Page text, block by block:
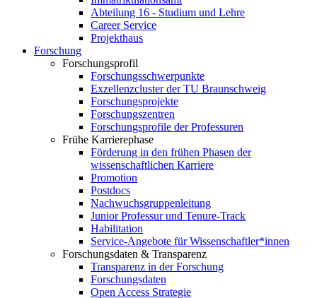
Abteilung 16 - Studium und Lehre
Career Service
Projekthaus
Forschung
Forschungsprofil
Forschungsschwerpunkte
Exzellenzcluster der TU Braunschweig
Forschungsprojekte
Forschungszentren
Forschungsprofile der Professuren
Frühe Karrierephase
Förderung in den frühen Phasen der
wissenschaftlichen Karriere
Promotion
Postdocs
Nachwuchsgruppenleitung
Junior Professur und Tenure-Track
Habilitation
Service-Angebote für Wissenschaftler*innen
Forschungsdaten & Transparenz
Transparenz in der Forschung
Forschungsdaten
Open Access Strategie